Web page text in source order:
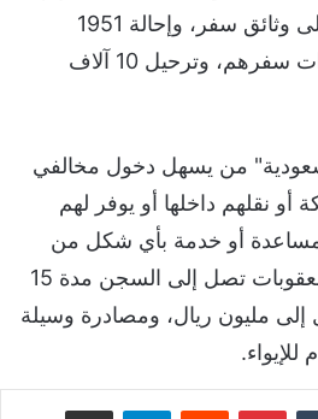
الدبلوماسية للحصول على وثائق سفر، وإحالة 1951
مخالفًا لاستكمال حجوزات سفرهم، وترحيل 10 آلاف
من يسهل دخول مخالفي
أو نقلهم داخلها أو يوفر لهم
مساعدة أو خدمة بأي شكل من
الأشكال، يعرض نفسه لعقوبات تصل إلى السجن مدة 15
إلى مليون ريال، ومصادرة وسيلة
بينتيريست